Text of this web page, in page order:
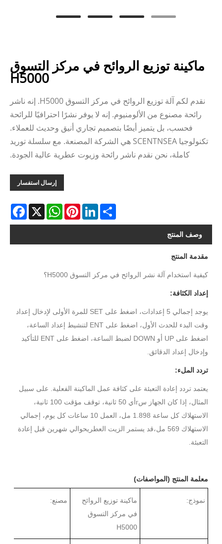
ماكينة توزيع الروائح في مركز التسوق
H5000
نقدم لكم آلة توزيع الروائح في مركز التسوق H5000. إنه ناشر
رائحة مصنوع من الألومنيوم. إنه لا يوفر نشرًا احترافيًا للرائحة
فحسب، بل يتميز أيضًا بتصميم تجاري أنيق وحديث للعملاء.
تكنولوجيا SCENTNSEA هي الشركة المصنعة. مع سلسلة توريد
كاملة، نحن نقدم ناشر رائحة وزيوت عطرية عالية الجودة.
إرسال استفسار
X
WhatsAppPinterestLinkedInShare
وصف المنتج
مقدمة المنتج
كيفية استخدام آلة نشر الروائح في مركز التسوق H5000؟
إعداد الكثافة:
يوجد إجمالي 5 إعدادات، اضغط على SET للمرة الأولى لإدخال إعداد
وقت البدء للحدث الأول، اضغط على ENT لتنشيط إعداد الساعة،
اضغط على UP أو DOWN لضبط الساعة، اضغط على ENT للتأكيد
وإدخال إعداد الدقائق.
تردد الملء:
يعتمد تردد إعادة التعبئة على كثافة عمل الماكينة الفعلية. على سبيل
المثال، إذا كان الجهاز سr
أي 50 ثانية، توقف مؤقت 100 ثانية،
الاستهلاك كل ساعة 1.898 مل، العمل 10 ساعات كل يوم، إجمالي
الاستهلاك 569 مل،
قد يستمر الزيت العطريحوالي شهرين قبل إعادة
التعبئة
معلمة المنتج (المواصفات)
نموذج:
ماكينة توزيع الروائح
في مركز التسوق
H5000
مصنع: